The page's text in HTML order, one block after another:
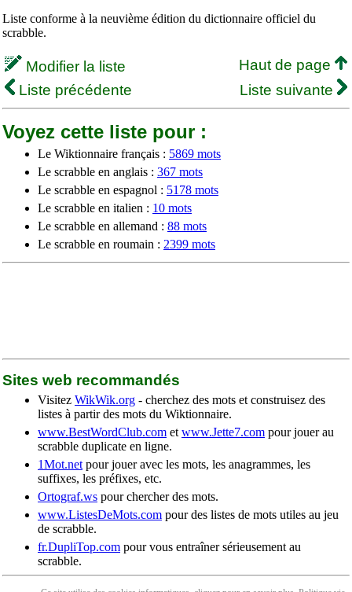
Liste conforme à la neuvième édition du dictionnaire officiel du
scrabble.
Modifier la liste
Haut de page
Liste précédente
Liste suivante
Voyez cette liste pour :
Le Wiktionnaire français : 5869 mots
Le scrabble en anglais : 367 mots
Le scrabble en espagnol : 5178 mots
Le scrabble en italien : 10 mots
Le scrabble en allemand : 88 mots
Le scrabble en roumain : 2399 mots
Sites web recommandés
Visitez WikWik.org - cherchez des mots et construisez des
listes à partir des mots du Wiktionnaire.
www.BestWordClub.com et www.Jette7.com pour jouer au
scrabble duplicate en ligne.
1Mot.net pour jouer avec les mots, les anagrammes, les
suffixes, les préfixes, etc.
Ortograf.ws pour chercher des mots.
www.ListesDeMots.com pour des listes de mots utiles au jeu
de scrabble.
fr.DupliTop.com pour vous entraîner sérieusement au
scrabble.